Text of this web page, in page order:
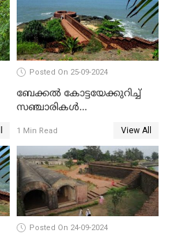
Posted On 25-09-2024
ബേക്കൽ കോട്ടയേക്കുറിച്ച്
സഞ്ചാരികൾ
കാര്യങ്ങൾ
1 Min Read View All
Posted On 24-09-2024